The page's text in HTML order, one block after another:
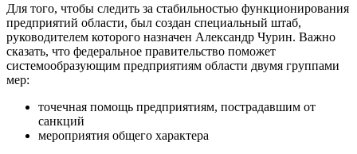
Для того, чтобы следить за стабильностью функционирования
предприятий области, был создан специальный штаб,
руководителем которого назначен Александр Чурин. Важно
сказать, что федеральное правительство поможет
системообразующим предприятиям области двумя группами
мер:
точечная помощь предприятиям, пострадавшим от
санкций
мероприятия общего характера